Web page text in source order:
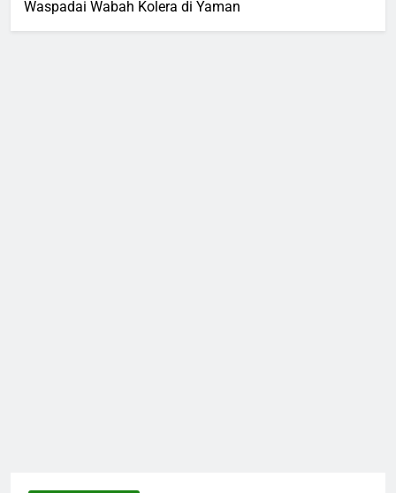
Waspadai Wabah Kolera di Yaman